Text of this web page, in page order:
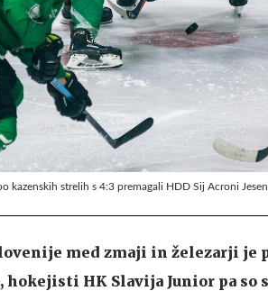
kazenskih strelih s 4:3 premagali HDD Sij Acroni
med zmaji in železarji je
HK Slavija Junior pa so